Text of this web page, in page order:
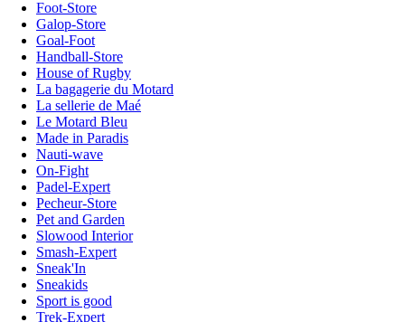
Foot-Store
Galop-Store
Goal-Foot
Handball-Store
House of Rugby
La bagagerie du Motard
La sellerie de Maé
Le Motard Bleu
Made in Paradis
Nauti-wave
On-Fight
Padel-Expert
Pecheur-Store
Pet and Garden
Slowood Interior
Smash-Expert
Sneak'In
Sneakids
Sport is good
Trek-Expert